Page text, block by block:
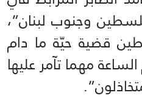
وجنوب لبنان”،
قضية حيّة ما دام
مهما تآمر عليها